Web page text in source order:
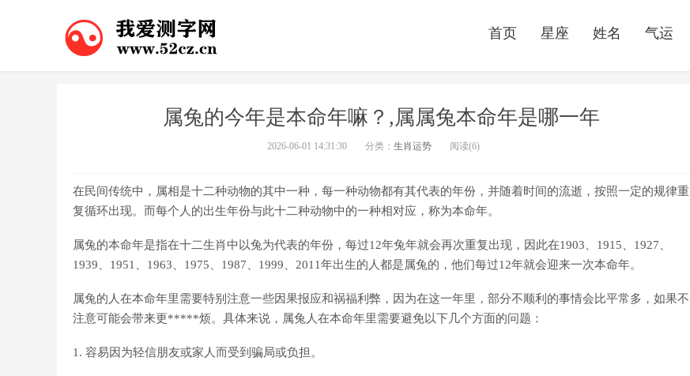
首页 星座 姓名 气运
属兔的今年是本命年嘛？,属属兔本命年是哪一年
2026-06-01 14:31:30 分类： 生肖运势 阅读(6)
在民间传统中，属相是十二种动物的其中一种，每一种动物都有其代表的年份，并随着时间的流逝，按照一定的规律重
复循环出现。而每个人的出生年份与此十二种动物中的一种相对应，称为本命年。
属兔的本命年是指在十二生肖中以兔为代表的年份，每过12年兔年就会再次重复出现，因此在1903、1915、1927、
1939、1951、1963、1975、1987、1999、2011年出生的人都是属兔的，他们每过12年就会迎来一次本命年。
属兔的人在本命年里需要特别注意一些因果报应和祸福利弊，因为在这一年里，部分不顺利的事情会比平常多，如果不
注意可能会带来更*****烦。具体来说，属兔人在本命年里需要避免以下几个方面的问题：
1. 容易因为轻信朋友或家人而受到骗局或负担。